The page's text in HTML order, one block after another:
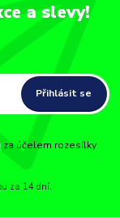
a slevy!
Přihlásit se
za účelem rozesílky
za 14 dní.